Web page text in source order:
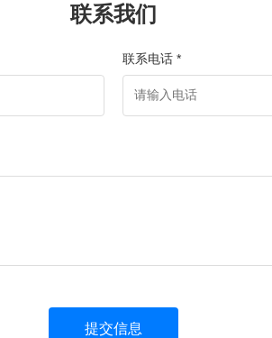
联系我们
联系电话 *
提交信息